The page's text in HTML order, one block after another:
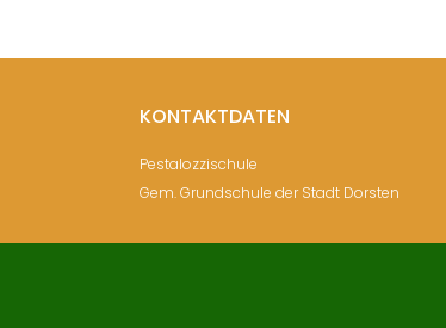
KONTAKTDATEN
Pestalozzischule
Gem. Grundschule der Stadt Dorsten